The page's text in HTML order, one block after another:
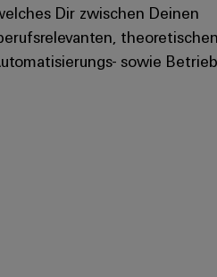
Dir zwischen Deinen
sowie